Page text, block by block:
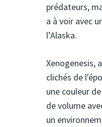
prédateurs,
a à voir avec
l’Alaska.
Xenogenesis,
clichés de
une couleur
de volume
un